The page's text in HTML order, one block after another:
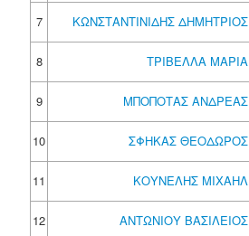
7
ΚΩΝΣΤΑΝΤΙΝΙΔΗΣ ΔΗΜΗΤΡΙΟΣ
8
ΤΡΙΒΕΛΛΑ ΜΑΡΙΑ
9
ΜΠΟΠΟΤΑΣ ΑΝΔΡΕΑΣ
10
ΣΦΗΚΑΣ ΘΕΟΔΩΡΟΣ
11
ΚΟΥΝΕΛΗΣ ΜΙΧΑΗΛ
12
ΑΝΤΩΝΙΟΥ ΒΑΣΙΛΕΙΟΣ